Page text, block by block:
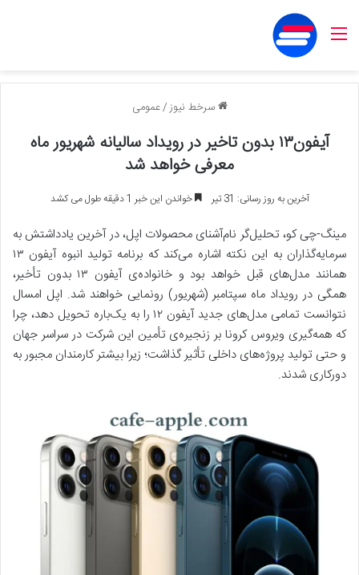
منو
سرخط نیوز/عمومی
آیفون۱۳ بدون تاخیر در رویداد سالیانه شهریور ماه
معرفی خواهد شد
آخرین به روز رسانی: 31 تیر خواندن این خبر 1 دقیقه طول می کشد
مینگ-چی کو، تحلیل‌گر نام‌آشنای محصولات اپل، در آخرین یادداشتش به
سرمایه‌گذاران به این نکته اشاره می‌کند که برنامه تولید انبوه آیفون ۱۳
همانند مدل‌های قبل خواهد بود و خانواده‌ی آیفون ۱۳ بدون تأخیر،
همگی در رویداد ماه سپتامبر (شهریور) رونمایی خواهند شد. اپل امسال
نتوانست تمامی مدل‌های جدید آیفون ۱۲ را به یک‌باره تحویل دهد، چرا
که همه‌گیری ویروس کرونا بر زنجیره‌ی تأمین این شرکت در سراسر جهان
و حتی تولید پروژه‌های داخلی تأثیر گذاشت؛ زیرا بیشتر کارمندان مجبور به
دورکاری شدند.